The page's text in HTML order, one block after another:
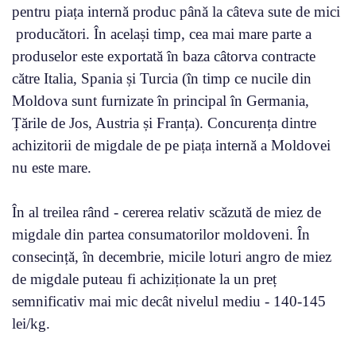
pentru piața internă produc până la câteva sute de mici
producători. În același timp, cea mai mare parte a
produselor este exportată în baza câtorva contracte
către Italia, Spania și Turcia (în timp ce nucile din
Moldova sunt furnizate în principal în Germania,
Țările de Jos, Austria și Franța). Concurența dintre
achizitorii de migdale de pe piața internă a Moldovei
nu este mare.
În al treilea rând - cererea relativ scăzută de miez de
migdale din partea consumatorilor moldoveni. În
consecință, în decembrie, micile loturi angro de miez
de migdale puteau fi achiziționate la un preț
semnificativ mai mic decât nivelul mediu - 140-145
lei/kg.